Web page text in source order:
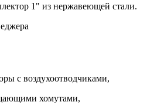
1" из нержавеющей стали.
с воздухоотводчиками,
хомутами,